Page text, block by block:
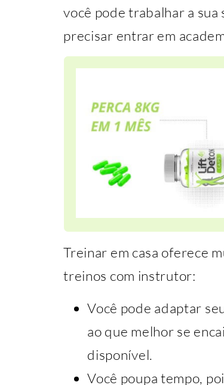
você pode trabalhar a
precisar entrar em
Treinar em casa oferece
treinos com instrutor:
Você pode adaptar
ao que melhor se
disponível.
Você poupa tempo,